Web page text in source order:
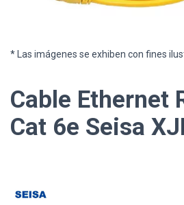
* Las imágenes se exhiben con fines
Cable Ethernet
Cat 6e Seisa